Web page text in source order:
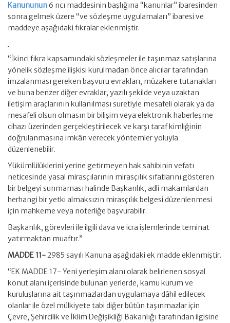
Kanununun6 ncı maddesinin başlığına “kanunlar” ibaresinden
sonra gelmek üzere “ve sözleşme uygulamaları” ibaresi ve
maddeye aşağıdaki fıkralar eklenmiştir.
“İkinci fıkra kapsamındaki sözleşmeler ile taşınmaz satışlarına
yönelik sözleşme ilişkisi kurulmadan önce alıcılar tarafından
imzalanması gereken başvuru evrakları, müzakere tutanakları
ve buna benzer diğer evraklar; yazılı şekilde veya uzaktan
iletişim araçlarının kullanılması suretiyle mesafeli olarak ya da
mesafeli olsun olmasın bir bilişim veya elektronik haberleşme
cihazı üzerinden gerçekleştirilecek ve karşı taraf kimliğinin
doğrulanmasına imkân verecek yöntemler yoluyla
düzenlenebilir.
Yükümlülüklerini yerine getirmeyen hak sahibinin vefatı
neticesinde yasal mirasçılarının mirasçılık sıfatlarını gösteren
bir belgeyi sunmaması halinde Başkanlık, adli makamlardan
herhangi bir yetki almaksızın mirasçılık belgesi düzenlenmesi
için mahkeme veya noterliğe başvurabilir.
Başkanlık, görevleri ile ilgili dava ve icra işlemlerinde teminat
yatırmaktan muaftır.”
MADDE 11-2985 sayılı Kanuna aşağıdaki ek madde eklenmiştir.
“EK MADDE 17- Yeni yerleşim alanı olarak belirlenen sosyal
konut alanı içerisinde bulunan yerlerde, kamu kurum ve
kuruluşlarına ait taşınmazlardan uygulamaya dâhil edilecek
olanlar ile özel mülkiyete tabi diğer bütün taşınmazlar için
Çevre, Şehircilik ve İklim Değişikliği Bakanlığı tarafından ilgisine